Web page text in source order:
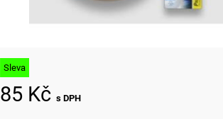
Sleva
85 Kč s DPH